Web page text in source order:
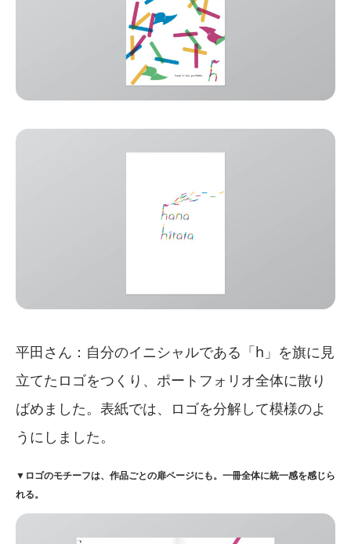
平田さん：自分のイニシャルである「h」を旗に見
立てたロゴをつくり、ポートフォリオ全体に散り
ばめました。表紙では、ロゴを分解して模様のよ
うにしました。
▼ロゴのモチーフは、作品ごとの扉ページにも。一冊全体に統一感を感じら
れる。